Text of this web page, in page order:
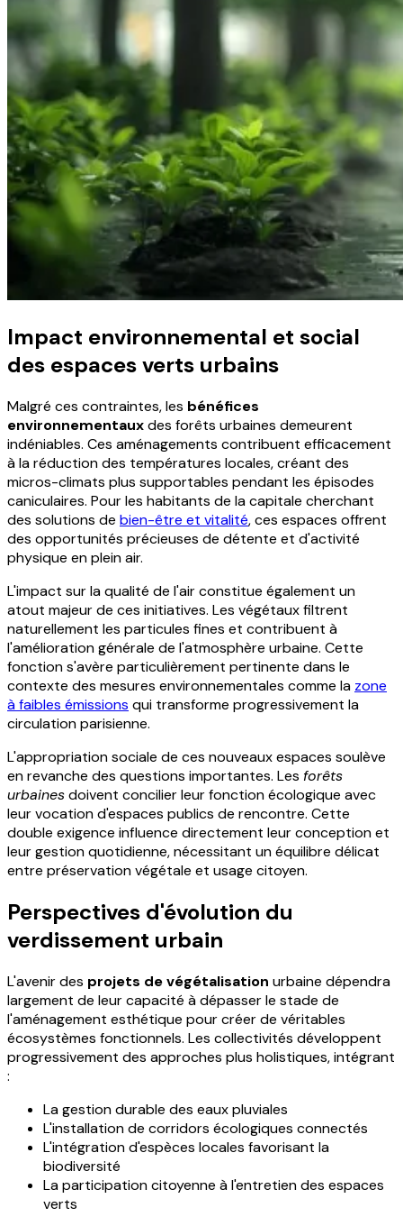
Impact environnemental et social
des espaces verts urbains
Malgré ces contraintes, les bénéfices
environnementauxdes forêts urbaines demeurent
indéniables. Ces aménagements contribuent efficacement
à la réduction des températures locales, créant des
micros-climats plus supportables pendant les épisodes
caniculaires. Pour les habitants de la capitale cherchant
des solutions de bien-être et vitalité, ces espaces offrent
des opportunités précieuses de détente et d'activité
physique en plein air.
L'impact sur la qualité de l'air constitue également un
atout majeur de ces initiatives. Les végétaux filtrent
naturellement les particules fines et contribuent à
l'amélioration générale de l'atmosphère urbaine. Cette
fonction s'avère particulièrement pertinente dans le
contexte des mesures environnementales comme la zone
à faibles émissions qui transforme progressivement la
circulation parisienne.
L'appropriation sociale de ces nouveaux espaces soulève
en revanche des questions importantes. Les forêts
urbainesdoivent concilier leur fonction écologique avec
leur vocation d'espaces publics de rencontre. Cette
double exigence influence directement leur conception et
leur gestion quotidienne, nécessitant un équilibre délicat
entre préservation végétale et usage citoyen.
Perspectives d'évolution du
verdissement urbain
L'avenir des projets de végétalisation urbaine dépendra
largement de leur capacité à dépasser le stade de
l'aménagement esthétique pour créer de véritables
écosystèmes fonctionnels. Les collectivités développent
progressivement des approches plus holistiques, intégrant
:
La gestion durable des eaux pluviales
L'installation de corridors écologiques connectés
L'intégration d'espèces locales favorisant la
biodiversité
La participation citoyenne à l'entretien des espaces
verts